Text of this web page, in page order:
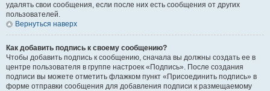
удалять свои сообщения, если после них есть сообщения от других
пользователей.
Вернуться наверх
Как добавить подпись к своему сообщению?
Чтобы добавить подпись к сообщению, сначала вы должны создать ее в
центре пользователя в группе настроек «Подпись». После создания
подписи вы можете отметить флажком пункт «Присоединить подпись» в
форме отправки сообщения для добавления подписи к размещаемому